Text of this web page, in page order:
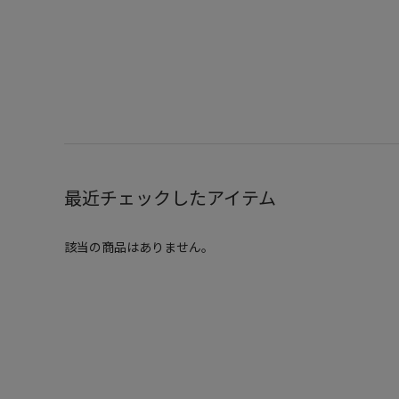
最近チェックしたアイテム
該当の商品はありません。